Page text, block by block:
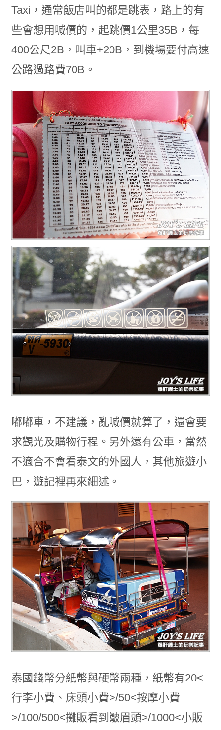
Taxi，通常飯店叫的都是跳表，路上的有
些會想用喊價的，起跳價1公里35B，每
400公尺2B，叫車+20B，到機場要付高速
公路過路費70B。
嘟嘟車，不建議，亂喊價就算了，還會要
求觀光及購物行程。另外還有公車，當然
不適合不會看泰文的外國人，其他旅遊小
巴，遊記裡再來細述。
泰國錢幣分紙幣與硬幣兩種，紙幣有20<
行李小費、床頭小費>/50<按摩小費
>/100/500<攤販看到皺眉頭>/1000<小販